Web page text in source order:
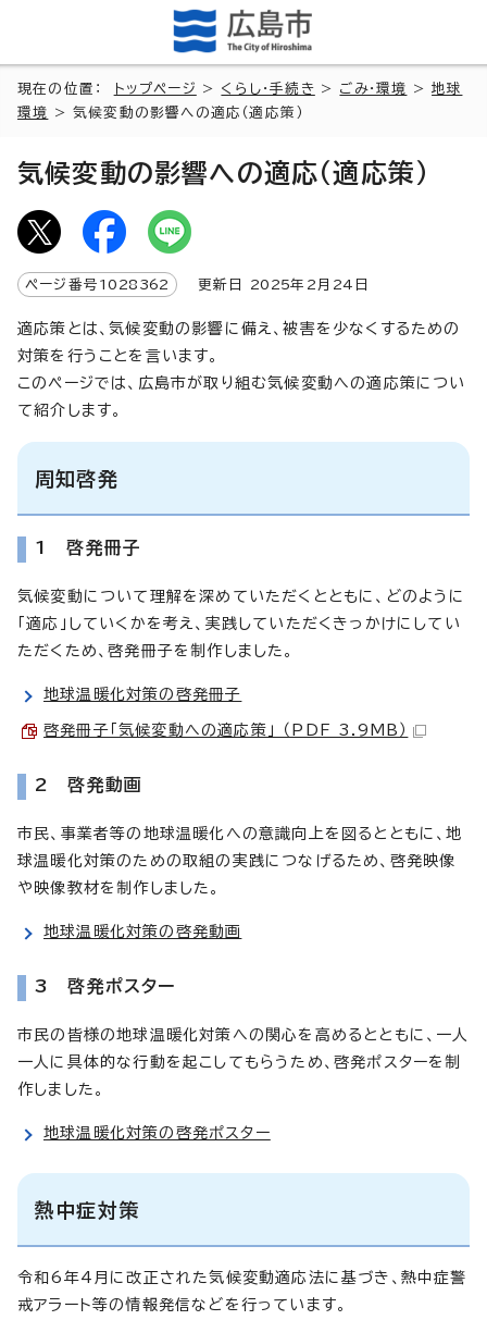
現在の位置： トップページ > くらし・手続き > ごみ・環境 >地球
環境
> 気候変動の影響への適応（適応策）
気候変動の影響への適応（適応策）
ページ番号 1028362 更新日 2025年2月 24 日
適応策とは、気候変動の影響に備え、被害を少なくするための
対策を行うことを言います。
このページでは、広島市が取り組む気候変動への適応策につい
て紹介します。
周知啓発
1 啓発冊子
気候変動について理解を深めていただくとともに、どのように
「適応」していくかを考え、実践していただくきっかけにしてい
ただくため、啓発冊子を制作しました。
地球温暖化対策の啓発冊子
啓発冊子「気候変動への適応策」 （PDF 3.9MB）
2 啓発動画
市民、事業者等の地球温暖化への意識向上を図るとともに、地
球温暖化対策のための取組の実践につなげるため、啓発映像
や映像教材を制作しました。
地球温暖化対策の啓発動画
3 啓発ポスター
市民の皆様の地球温暖化対策への関心を高めるとともに、一人
一人に具体的な行動を起こしてもらうため、啓発ポスターを制
作しました。
地球温暖化対策の啓発ポスター
熱中症対策
令和6年4月に改正された気候変動適応法に基づき、熱中症警
戒アラート等の情報発信などを行っています。